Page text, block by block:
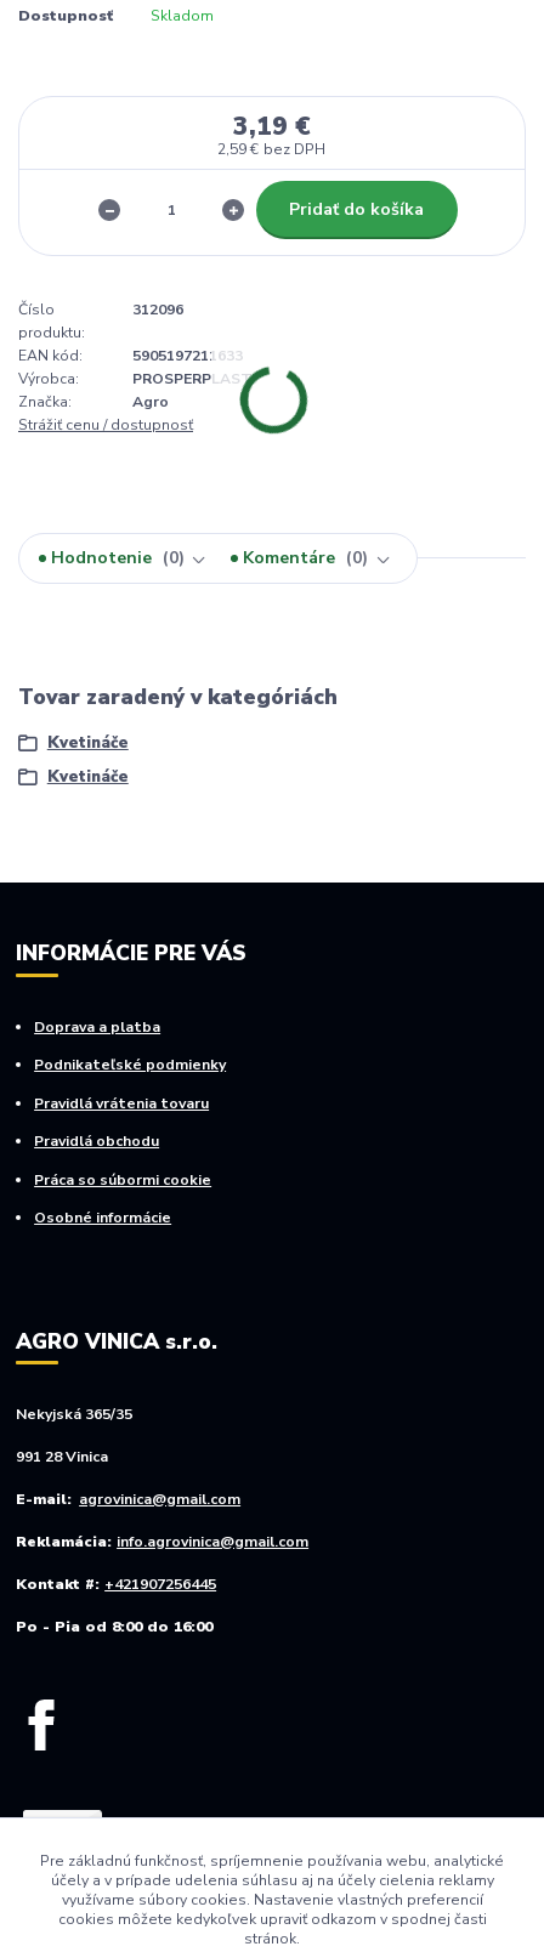
Dostupnosť Skladom
3,19 €
2,59 € bez DPH
Pridať do košíka
Číslo
produktu:
312096
EAN kód:
5905197211633
Výrobca:
PROSPERPLAST
Značka:
Agro
Strážiť cenu / dostupnosť
Hodnotenie 0 Komentáre 0
Tovar zaradený v kategóriách
Kvetináče
Kvetináče
INFORMÁCIE PRE VÁS
Doprava a platba
Podnikateľské podmienky
Pravidlá vrátenia tovaru
Pravidlá obchodu
Práca so súbormi cookie
Osobné informácie
AGRO VINICA s.r.o.
Nekyjská 365/35
991 28 Vinica
E-mail: agrovinica@gmail.com
Reklamácia: info.agrovinica@gmail.com
Kontakt #: +421907256445
Po - Pia od 8:00 do 16:00
Pre základnú funkčnosť, spríjemnenie používania webu, analytické
účely a v prípade udelenia súhlasu aj na účely cielenia reklamy
využívame súbory cookies. Nastavenie vlastných preferencií
cookies môžete kedykoľvek upraviť odkazom v spodnej časti
stránok.